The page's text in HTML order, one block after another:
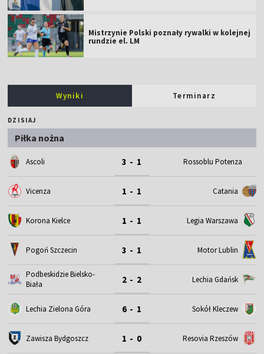
Mistrzynie Polski poznały rywalki w kolejnej
rundzie el. LM
Wyniki Terminarz
DZISIAJ
Piłka nożna
Ascoli 3 - 1 Rossoblu Potenza
Vicenza 1 - 1 Catania
Korona Kielce 1 - 1 Legia Warszawa
Pogoń Szczecin 3 - 1 Motor Lublin
Podbeskidzie Bielsko-
Biała
2 - 2 Lechia Gdańsk
Lechia Zielona Góra 6 - 1 Sokół Kleczew
Zawisza Bydgoszcz 1 - 0 Resovia Rzeszów